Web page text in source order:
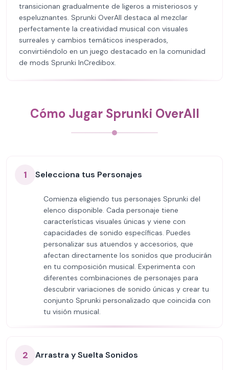
transicionan gradualmente de ligeros a misteriosos y
espeluznantes. Sprunki OverAll destaca al mezclar
perfectamente la creatividad musical con visuales
surreales y cambios temáticos inesperados,
convirtiéndolo en un juego destacado en la comunidad
de mods Sprunki InCredibox.
Cómo Jugar Sprunki OverAll
1 Selecciona tus Personajes
Comienza eligiendo tus personajes Sprunki del
elenco disponible. Cada personaje tiene
características visuales únicas y viene con
capacidades de sonido específicas. Puedes
personalizar sus atuendos y accesorios, que
afectan directamente los sonidos que producirán
en tu composición musical. Experimenta con
diferentes combinaciones de personajes para
descubrir variaciones de sonido únicas y crear tu
conjunto Sprunki personalizado que coincida con
tu visión musical.
2 Arrastra y Suelta Sonidos